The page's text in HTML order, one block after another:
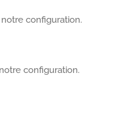
notre configuration.
configuration.